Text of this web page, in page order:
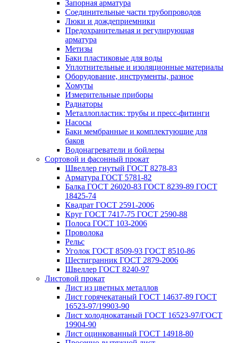
Запорная арматура
Соединительные части трубопроводов
Люки и дождеприемники
Предохранительная и регулирующая
арматура
Метизы
Баки пластиковые для воды
Уплотнительные и изоляционные материалы
Оборудование, инструменты, разное
Хомуты
Измерительные приборы
Радиаторы
Металлопластик: трубы и пресс-фитинги
Насосы
Баки мембранные и комплектующие для
баков
Водонагреватели и бойлеры
Сортовой и фасонный прокат
Швеллер гнутый ГОСТ 8278-83
Арматура ГОСТ 5781-82
Балка ГОСТ 26020-83 ГОСТ 8239-89 ГОСТ
18425-74
Квадрат ГОСТ 2591-2006
Круг ГОСТ 7417-75 ГОСТ 2590-88
Полоса ГОСТ 103-2006
Проволока
Рельс
Уголок ГОСТ 8509-93 ГОСТ 8510-86
Шестигранник ГОСТ 2879-2006
Швеллер ГОСТ 8240-97
Листовой прокат
Лист из цветных металлов
Лист горячекатаный ГОСТ 14637-89 ГОСТ
16523-97/19903-90
Лист холоднокатаный ГОСТ 16523-97/ГОСТ
19904-90
Лист оцинкованный ГОСТ 14918-80